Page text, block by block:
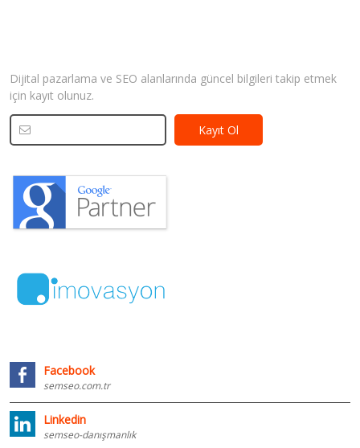
Dijital pazarlama ve SEO alanlarında güncel bilgileri takip etmek
için kayıt olunuz.
Facebook
semseo.com.tr
Linkedin
semseo-danışmanlık